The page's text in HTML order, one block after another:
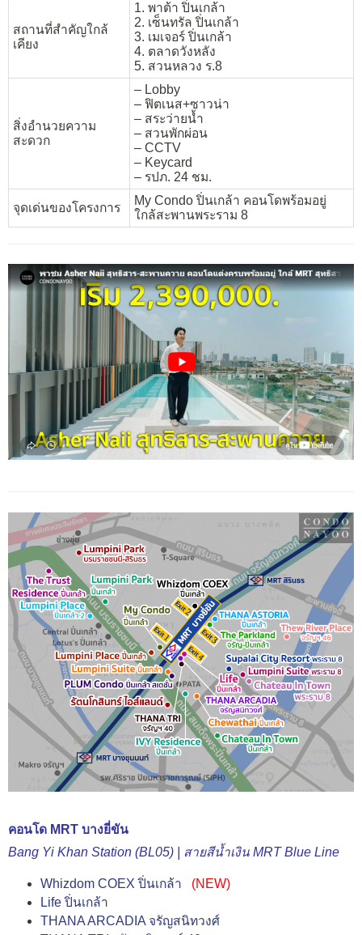
สถานที่สำคัญใกล้
เคียง
1. พาต้า ปิ่นเกล้า
2. เซ็นทรัล ปิ่นเกล้า
3. เมเจอร์ ปิ่นเกล้า
4. ตลาดวังหลัง
5. สวนหลวง ร.8
สิ่งอำนวยความ
สะดวก
– Lobby
– ฟิตเนส+ซาวน่า
– สระว่ายน้ำ
– สวนพักผ่อน
– CCTV
– Keycard
– รปภ. 24 ชม.
จุดเด่นของโครงการ
My Condo ปิ่นเกล้า คอนโดพร้อมอยู่
ใกล้สะพานพระราม 8
คอนโด MRT บางยี่ขัน
Bang Yi Khan Station (BL05) | สายสีน้ำเงิน MRT Blue Line
Whizdom COEX ปิ่นเกล้า
(NEW)
Life ปิ่นเกล้า
THANA ARCADIA จรัญสนิทวงศ์